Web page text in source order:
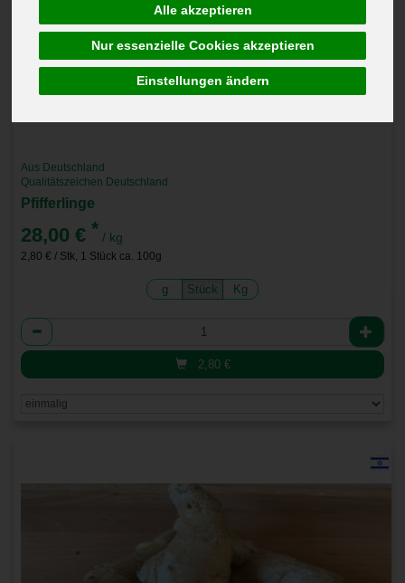
Alle akzeptieren
Nur essenzielle Cookies akzeptieren
Einstellungen ändern
Aus Deutschland
Qualitätszeichen Deutschland
Pfifferlinge
28,00 € * / kg
2,80 € / Stk, 1 Stück ca. 100g
g Stück Kg
Anzahl
2,80 €